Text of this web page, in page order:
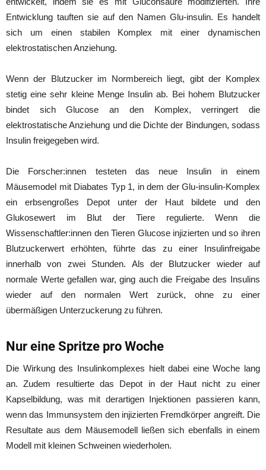
Entwicklung tauften sie auf den Namen Glu-insulin. Es handelt
sich um einen stabilen Komplex mit einer dynamischen
elektrostatischen Anziehung.
Wenn der Blutzucker im Normbereich liegt, gibt der Komplex
stetig eine sehr kleine Menge Insulin ab. Bei hohem Blutzucker
bindet sich Glucose an den Komplex, verringert die
elektrostatische Anziehung und die Dichte der Bindungen, sodass
Insulin freigegeben wird.
Die Forscher:innen testeten das neue Insulin in einem
Mäusemodel mit Diabates Typ 1, in dem der Glu-insulin-Komplex
ein erbsengroßes Depot unter der Haut bildete und den
Glukosewert im Blut der Tiere regulierte. Wenn die
Wissenschaftler:innen den Tieren Glucose injizierten und so ihren
Blutzuckerwert erhöhten, führte das zu einer Insulinfreigabe
innerhalb von zwei Stunden. Als der Blutzucker wieder auf
normale Werte gefallen war, ging auch die Freigabe des Insulins
wieder auf den normalen Wert zurück, ohne zu einer
übermäßigen Unterzuckerung zu führen.
Nur eine Spritze pro Woche
Die Wirkung des Insulinkomplexes hielt dabei eine Woche lang
an. Zudem resultierte das Depot in der Haut nicht zu einer
Kapselbildung, was mit derartigen Injektionen passieren kann,
wenn das Immunsystem den injizierten Fremdkörper angreift. Die
Resultate aus dem Mäusemodell ließen sich ebenfalls in einem
Modell mit kleinen Schweinen wiederholen.